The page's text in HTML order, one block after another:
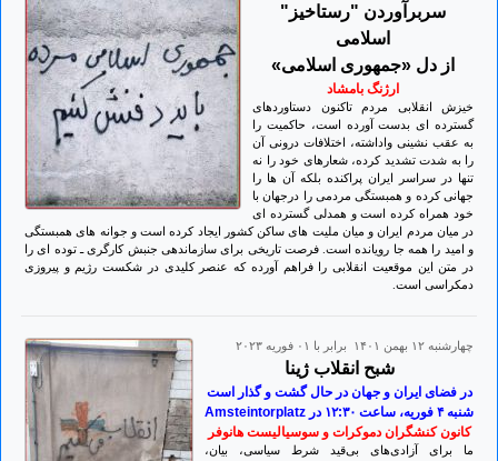
سربرآوردن "رستاخیز"
اسلامی
از دل «جمهوری اسلامی»
ارژنگ بامشاد
خیزش انقلابی مردم تاکنون دستاوردهای
گسترده ای بدست آورده است، حاکمیت را
به عقب نشینی واداشته، اختلافات درونی آن
را به شدت تشدید کرده، شعارهای خود را نه
تنها در سراسر ایران پراکنده بلکه آن ها را
جهانی کرده و همبستگی مردمی را درجهان با
خود همراه کرده است و همدلی گسترده ای
در میان مردم ایران و میان ملیت های ساکن کشور ایجاد کرده است و جوانه های همبستگی
و امید را همه جا رویانده است. فرصت تاریخی برای سازماندهی جنبش کارگری ـ توده ای را
در متن این موقعیت انقلابی را فراهم آورده که عنصر کلیدی در شکست رژیم و پیروزی
دمکراسی است.
چهارشنبه ۱۲ بهمن ۱۴۰۱ برابر با ۰۱ فوريه ۲۰۲۳
شبح انقلاب ژینا
در فضای ایران و جهان در حال گشت و گذار است
شنبه ۴ فوریه، ساعت ۱۲:۳۰ در Amsteintorplatz
کانون کنشگران دموکرات و سوسیالیست هانوفر
ما برای آزادی‌های بی‌قید شرط سیاسی، بیان،